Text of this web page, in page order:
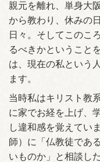
親元を離れ、単身大
から教わり、休みの
日々。そしてこのこ
るべきかということ
は、現在の私という
ます。
当時私はキリスト教
に家でお経を上げ、
し違和感を覚えてい
師）に「仏教徒であ
いものか」と相談し